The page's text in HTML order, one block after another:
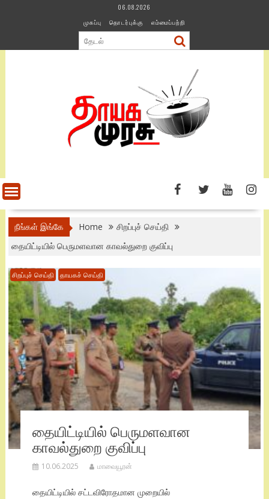
06.08.2026
முகப்பு
தொடர்புக்கு எம்மைப்பற்றி
நீங்கள் இங்கே Home
சிறப்புச் செய்தி
தையிட்டியில் பெருமளவான காவல்துறை குவிப்பு
சிறப்புச் செய்தி தாயகச் செய்தி
தையிட்டியில் பெருமளவான
காவல்துறை குவிப்பு
10.06.2025 மாவையூரன்
தையிட்டியில் சட்டவிரோதமான முறையில்